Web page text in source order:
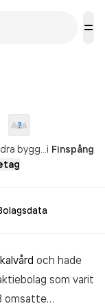
i Finspång
och hade
som varit
omsatte